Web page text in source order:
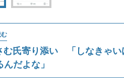
む氏寄り添い 「しなきゃい
だよな」